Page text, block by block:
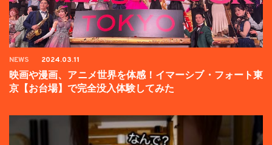
NEWS 2024.03.11
映画や漫画、アニメ世界を体感！イマーシブ・フォート東
京【お台場】で完全没入体験してみた